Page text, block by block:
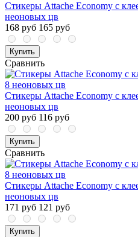
Стикеры Attache Economy с
неоновых цв
168 руб 165 руб
Купить
Сравнить
Стикеры Attache Economy с
неоновых цв
200 руб 116 руб
Купить
Сравнить
Стикеры Attache Economy с
неоновых цв
171 руб 121 руб
Купить